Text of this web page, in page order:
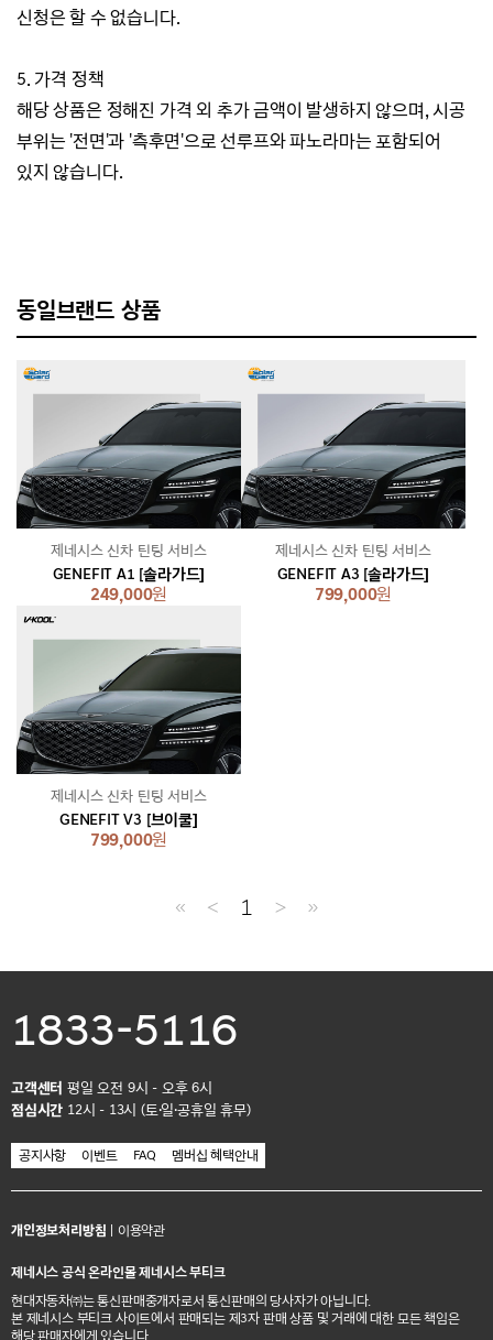
신청은 할 수 없습니다.
5. 가격 정책
해당 상품은 정해진 가격 외 추가 금액이 발생하지 않으며, 시공
부위는 '전면'과 '측후면'으로 선루프와 파노라마는 포함되어
있지 않습니다.
동일브랜드 상품
GENEFIT A1 [솔라가드]
249,000원
제네시스 신차 틴팅 서비스
GENEFIT A3 [솔라가드]
799,000원
제네시스 신차 틴팅 서비스
GENEFIT V3 [브이쿨]
799,000원
제네시스 신차 틴팅 서비스
≪ ＜ 1 ＞ ≫
1833-5116
고객센터 평일 오전 9시 - 오후 6시
점심시간 12시 - 13시 (토·일·공휴일 휴무)
공지사항 이벤트 FAQ 멤버십 혜택안내
개인정보처리방침 이용약관
제네시스 공식 온라인몰 제네시스 부티크
현대자동차㈜는 통신판매중개자로서 통신판매의 당사자가 아닙니다.
본 제네시스 부티크 사이트에서 판매되는 제3자 판매 상품 및 거래에 대한 모든 책임은
해당 판매자에게 있습니다.